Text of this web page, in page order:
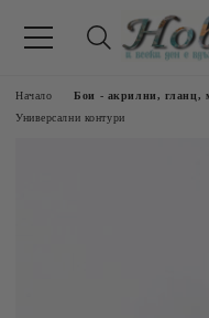
Начало
Бои - акрилни, гланц,
Универсални контури